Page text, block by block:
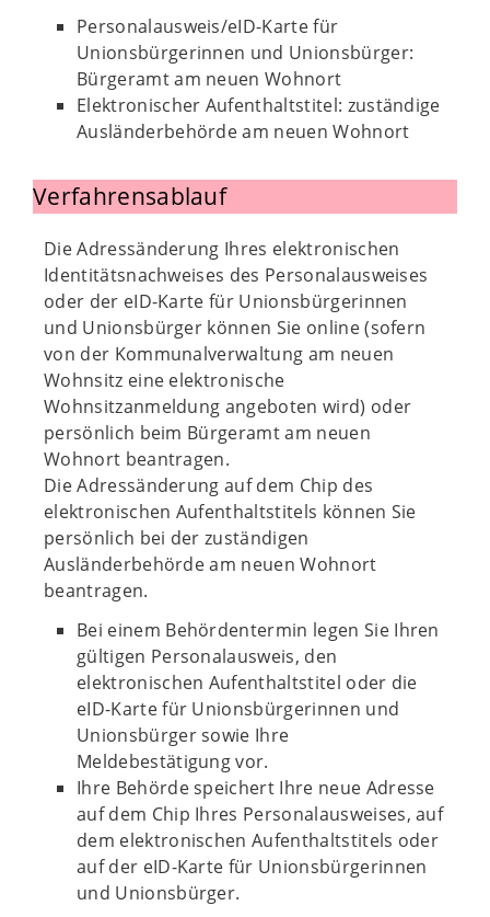
Personalausweis/eID-Karte für
Unionsbürgerinnen und Unionsbürger:
Bürgeramt am neuen Wohnort
Elektronischer Aufenthaltstitel: zuständige
Ausländerbehörde am neuen Wohnort
Verfahrensablauf
Die Adressänderung Ihres elektronischen
Identitätsnachweises des Personalausweises
oder der eID-Karte für Unionsbürgerinnen
und Unionsbürger können Sie online (sofern
von der Kommunalverwaltung am neuen
Wohnsitz eine elektronische
Wohnsitzanmeldung angeboten wird) oder
persönlich beim Bürgeramt am neuen
Wohnort beantragen.
Die Adressänderung auf dem Chip des
elektronischen Aufenthaltstitels können Sie
persönlich bei der zuständigen
Ausländerbehörde am neuen Wohnort
beantragen.
Bei einem Behördentermin legen Sie Ihren
gültigen Personalausweis, den
elektronischen Aufenthaltstitel oder die
eID-Karte für Unionsbürgerinnen und
Unionsbürger sowie Ihre
Meldebestätigung vor.
Ihre Behörde speichert Ihre neue Adresse
auf dem Chip Ihres Personalausweises, auf
dem elektronischen Aufenthaltstitels oder
auf der eID-Karte für Unionsbürgerinnen
und Unionsbürger.